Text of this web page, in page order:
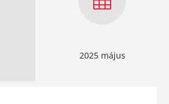
2025 május